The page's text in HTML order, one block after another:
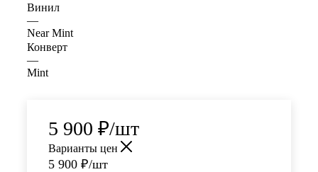
Винил
—
Near Mint
Конверт
—
Mint
5 900 ₽/шт
Варианты цен
5 900 ₽/шт